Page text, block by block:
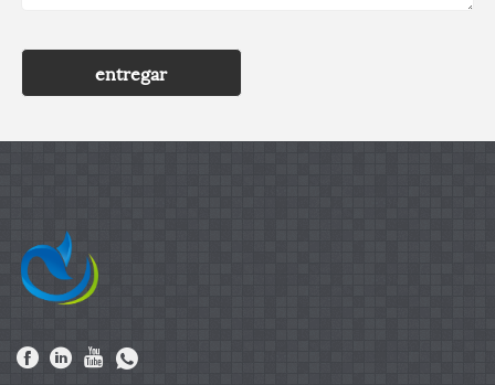
entregar